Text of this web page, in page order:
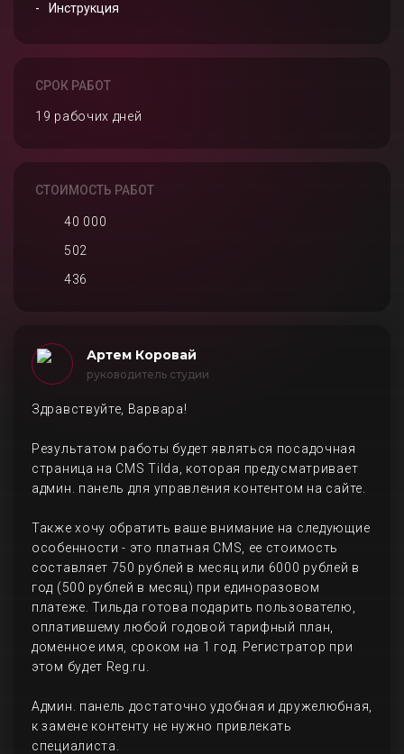
Инструкция
СРОК РАБОТ
19 рабочих дней
СТОИМОСТЬ РАБОТ
40 000
502
436
Артем Коровай
руководитель студии
Здравствуйте, Варвара!
Результатом работы будет являться посадочная
страница на CMS Tilda, которая предусматривает
админ. панель для управления контентом на сайте.
Также хочу обратить ваше внимание на следующие
особенности - это платная CMS, ее стоимость
составляет 750 рублей в месяц или 6000 рублей в
год (500 рублей в месяц) при единоразовом
платеже. Тильда готова подарить пользователю,
оплатившему любой годовой тарифный план,
доменное имя, сроком на 1 год. Регистратор при
этом будет Reg.ru.
Админ. панель достаточно удобная и дружелюбная,
к замене контенту не нужно привлекать
специалиста.